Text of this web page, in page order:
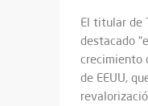
El titular de
destacado
crecimiento
de EEUU,